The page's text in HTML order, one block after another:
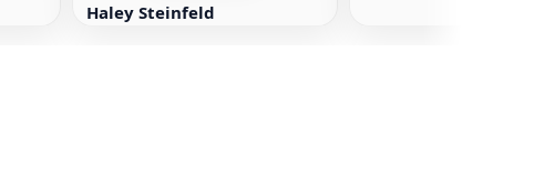
Haley Steinfeld